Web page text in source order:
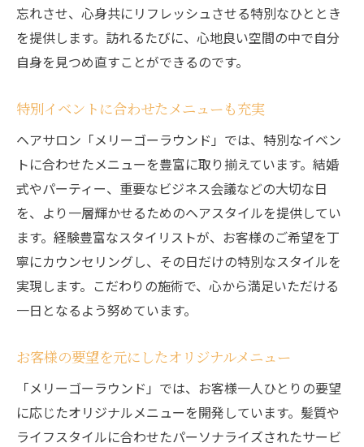
忘れさせ、心身共にリフレッシュさせる特別なひととき
を提供します。訪れるたびに、心地良い空間の中で自分
自身を見つめ直すことができるのです。
特別イベントに合わせたメニューも充実
ヘアサロン「メリーゴーラウンド」では、特別なイベン
トに合わせたメニューを豊富に取り揃えています。結婚
式やパーティー、重要なビジネス会議などの大切な日
を、より一層輝かせるためのヘアスタイルを提供してい
ます。経験豊富なスタイリストが、お客様のご希望を丁
寧にカウンセリングし、その日だけの特別なスタイルを
実現します。こだわりの施術で、心から満足いただける
一日となるよう努めています。
お客様の要望を元にしたオリジナルメニュー
「メリーゴーラウンド」では、お客様一人ひとりの要望
に応じたオリジナルメニューを開発しています。髪質や
ライフスタイルに合わせたパーソナライズされたサービ